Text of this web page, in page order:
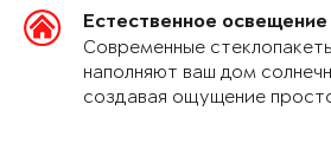
Естественное освещение
Современные
наполняют ваш дом
создавая ощущение